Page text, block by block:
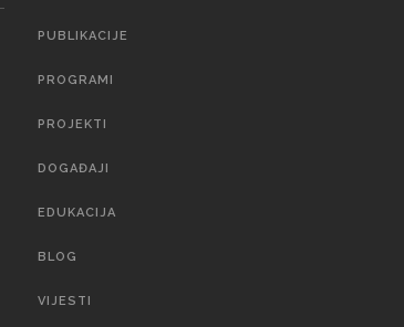
PUBLIKACIJE
PROGRAMI
PROJEKTI
DOGAĐAJI
EDUKACIJA
BLOG
VIJESTI